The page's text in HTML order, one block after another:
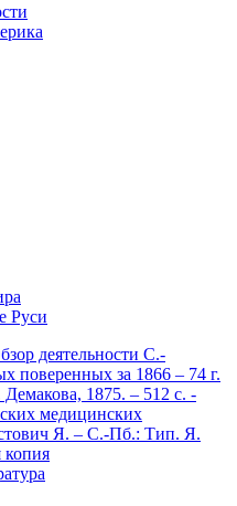
Руси
деятельности С.-
поверенных за 1866 – 74 г.
1875. – 512 с. -
медицинских
Я. – С.-Пб.: Тип. Я.
копия